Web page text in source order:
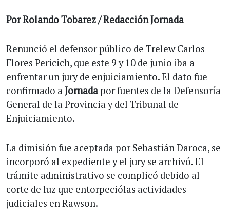
Por Rolando Tobarez / Redacción Jornada
Renunció el defensor público de Trelew Carlos
Flores Pericich, que este 9 y 10 de junio iba a
enfrentar un jury de enjuiciamiento. El dato fue
confirmado a Jornada por fuentes de la Defensoría
General de la Provincia y del Tribunal de
Enjuiciamiento.
La dimisión fue aceptada por Sebastián Daroca, se
incorporó al expediente y el jury se archivó. El
trámite administrativo se complicó debido al
corte de luz que entorpeciólas actividades
judiciales en Rawson.